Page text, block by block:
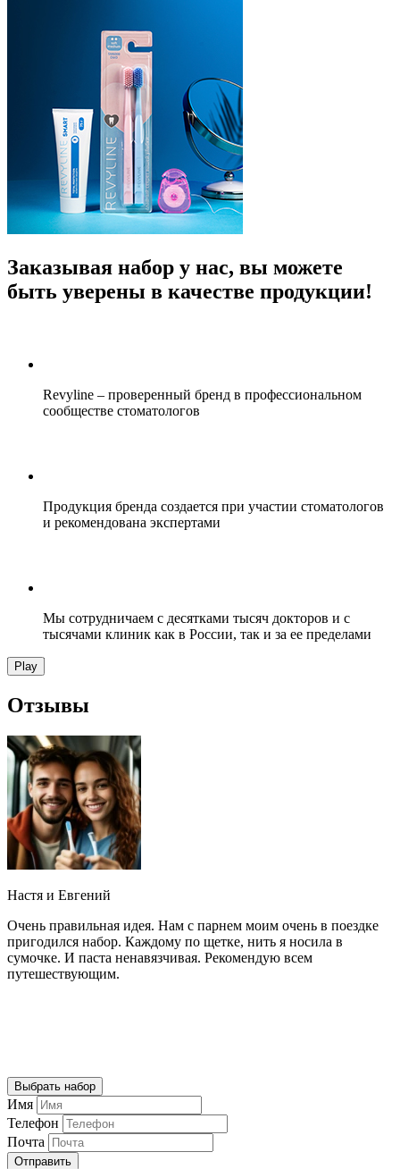
Заказывая набор у нас, вы можете
быть уверены в качестве продукции!
Revyline – проверенный бренд в профессиональном
сообществе стоматологов
Продукция бренда создается при участии стоматологов
и рекомендована экспертами
Мы сотрудничаем с десятками тысяч докторов и с
тысячами клиник как в России, так и за ее пределами
Play
Отзывы
Настя и Евгений
Очень правильная идея. Нам с парнем моим очень в поездке
пригодился набор. Каждому по щетке, нить я носила в
сумочке. И паста ненавязчивая. Рекомендую всем
путешествующим.
Выбрать набор
Имя
Телефон
Почта
Отправить